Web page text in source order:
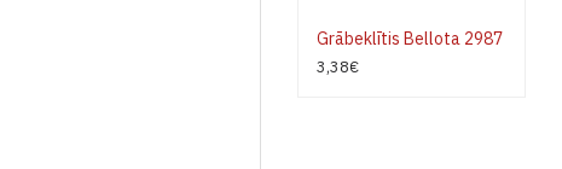
Grābeklītis Bellota 2987
3,38€